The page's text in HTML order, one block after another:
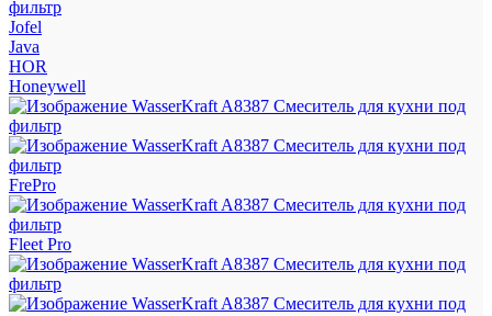
Jofel
Java
HOR
Honeywell
FrePro
Fleet Pro